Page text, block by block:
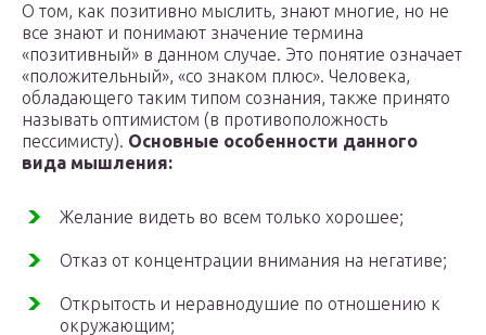
О том, как позитивно мыслить, знают многие, но не
все знают и понимают значение термина
«позитивный» в данном случае. Это понятие означает
«положительный», «со знаком плюс». Человека,
обладающего таким типом сознания, также принято
называть оптимистом (в противоположность
пессимисту). Основные особенности данного
вида мышления:
Желание видеть во всем только хорошее;
Отказ от концентрации внимания на негативе;
Открытость и неравнодушие по отношению к
окружающим;